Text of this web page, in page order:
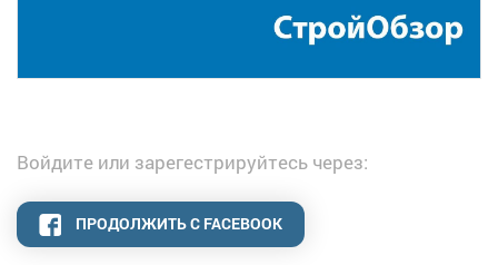
Войдите или зарегестрируйтесь через:
ПРОДОЛЖИТЬ С FACEBOOK